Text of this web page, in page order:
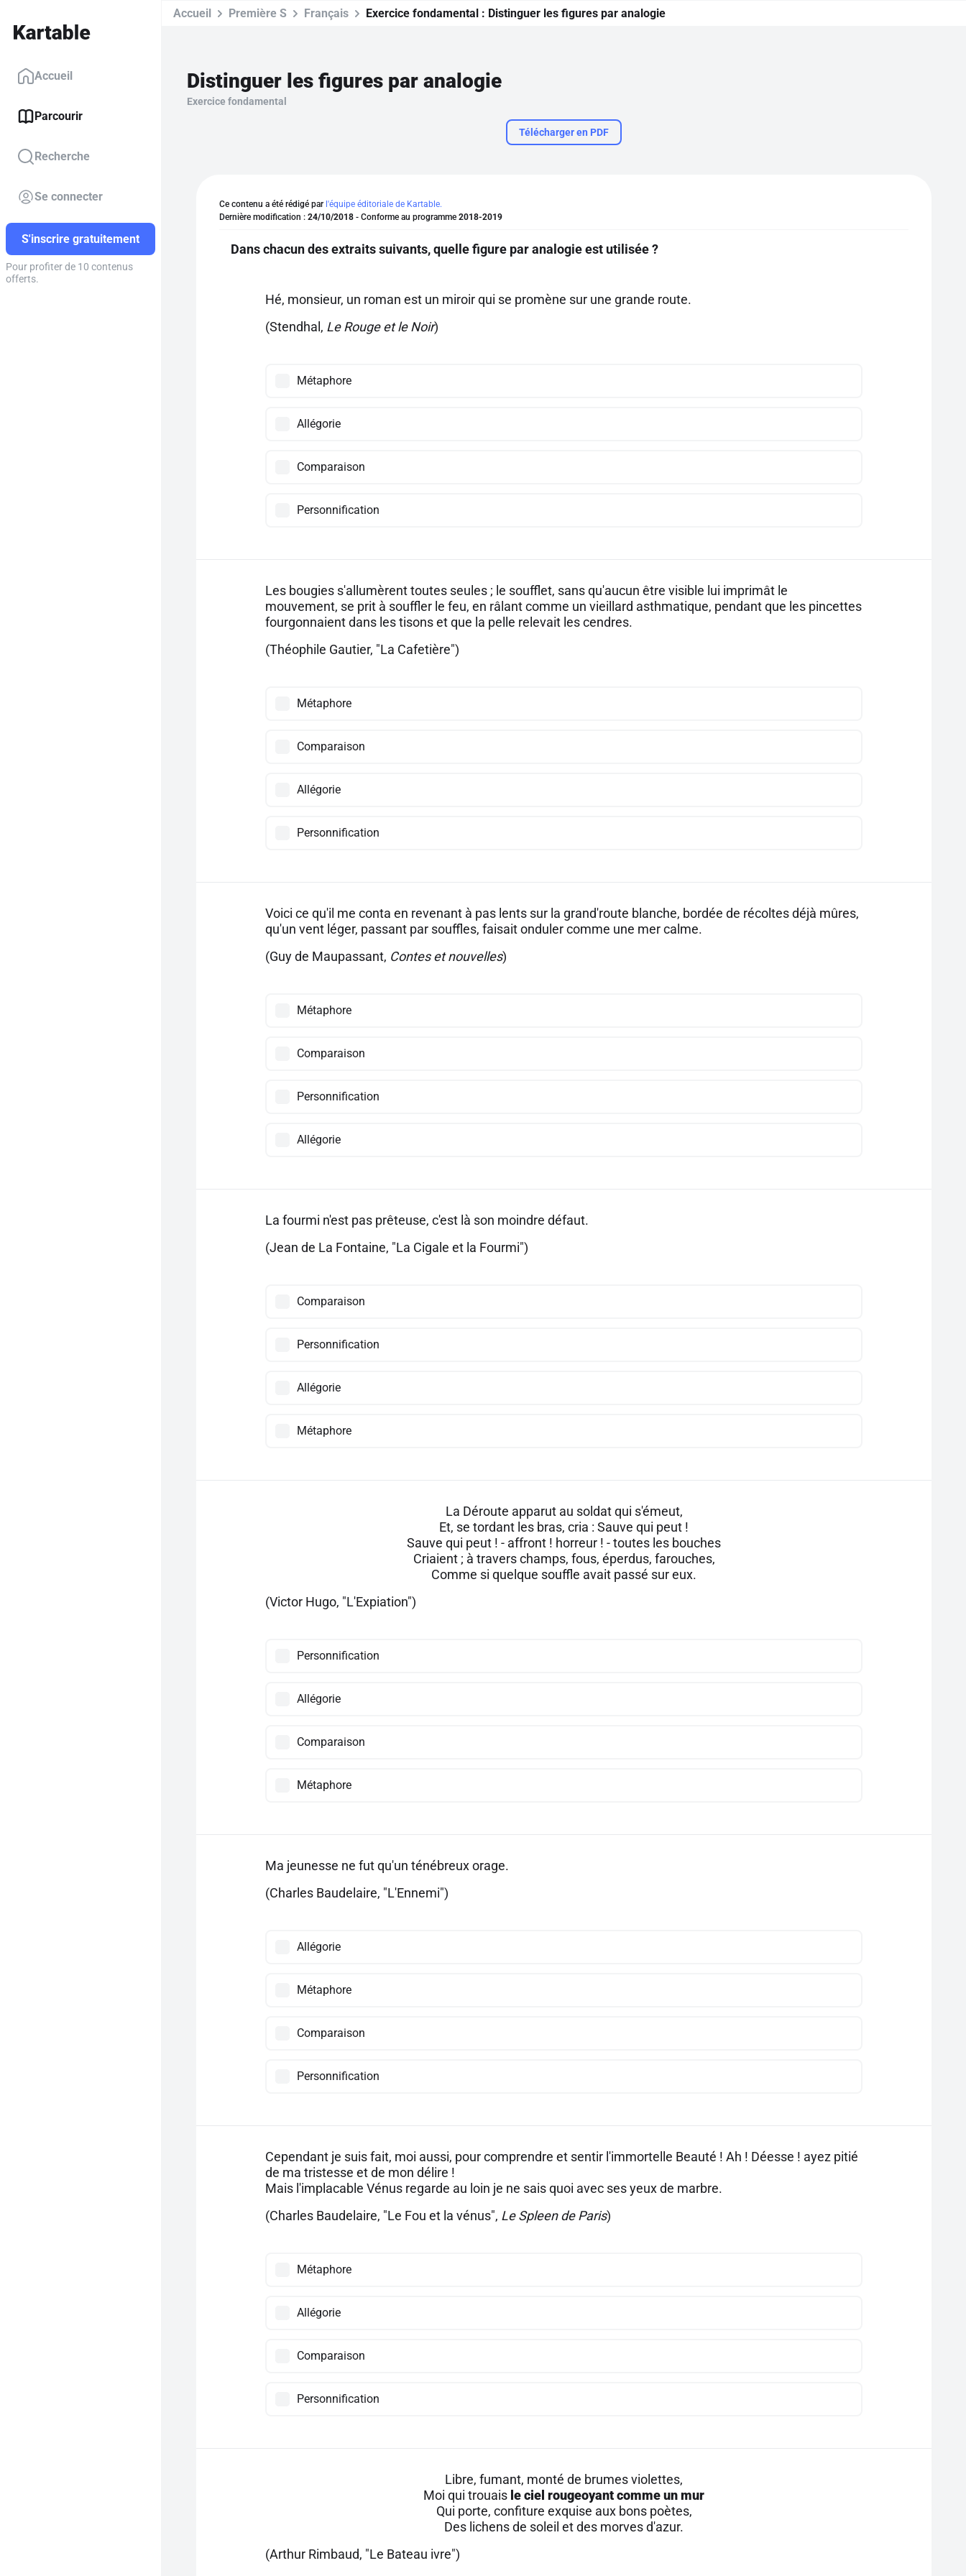
Accueil
Parcourir
Recherche
Se connecter
S'inscrire gratuitement
Pour profiter de 10 contenus
offerts.
Accueil Première S Français Exercice fondamental : Distinguer les figures par analogie
Distinguer les figures par analogie
Exercice fondamental
Télécharger en PDF
Ce contenu a été rédigé par l'équipe éditoriale de Kartable.
Dernière modification : 24/10/2018 - Conforme au programme 2018-2019
Dans chacun des extraits suivants, quelle figure par analogie est utilisée ?
Hé, monsieur, un roman est un miroir qui se promène sur une grande route.
(Stendhal, Le Rouge et le Noir)
Métaphore
Allégorie
Comparaison
Personnification
Les bougies s'allumèrent toutes seules ; le soufflet, sans qu'aucun être visible lui imprimât le
mouvement, se prit à souffler le feu, en râlant comme un vieillard asthmatique, pendant que les pincettes
fourgonnaient dans les tisons et que la pelle relevait les cendres.
(Théophile Gautier, "La Cafetière")
Métaphore
Comparaison
Allégorie
Personnification
Voici ce qu'il me conta en revenant à pas lents sur la grand'route blanche, bordée de récoltes déjà mûres,
qu'un vent léger, passant par souffles, faisait onduler comme une mer calme.
(Guy de Maupassant, Contes et nouvelles)
Métaphore
Comparaison
Personnification
Allégorie
La fourmi n'est pas prêteuse, c'est là son moindre défaut.
(Jean de La Fontaine, "La Cigale et la Fourmi")
Comparaison
Personnification
Allégorie
Métaphore
La Déroute apparut au soldat qui s'émeut,
Et, se tordant les bras, cria : Sauve qui peut !
Sauve qui peut ! - affront ! horreur ! - toutes les bouches
Criaient ; à travers champs, fous, éperdus, farouches,
Comme si quelque souffle avait passé sur eux.
(Victor Hugo, "L'Expiation")
Personnification
Allégorie
Comparaison
Métaphore
Ma jeunesse ne fut qu'un ténébreux orage.
(Charles Baudelaire, "L'Ennemi")
Allégorie
Métaphore
Comparaison
Personnification
Cependant je suis fait, moi aussi, pour comprendre et sentir l'immortelle Beauté ! Ah ! Déesse ! ayez pitié
de ma tristesse et de mon délire !
Mais l'implacable Vénus regarde au loin je ne sais quoi avec ses yeux de marbre.
(Charles Baudelaire, "Le Fou et la vénus", Le Spleen de Paris)
Métaphore
Allégorie
Comparaison
Personnification
Libre, fumant, monté de brumes violettes,
Moi qui trouais le ciel rougeoyant comme un mur
Qui porte, confiture exquise aux bons poètes,
Des lichens de soleil et des morves d'azur.
(Arthur Rimbaud, "Le Bateau ivre")